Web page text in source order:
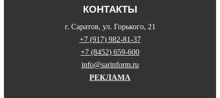
КОНТАКТЫ
г. Саратов, ул. Горького, 21
+7 (917) 982-81-37
+7 (8452) 659-600
info@sarinform.ru
РЕКЛАМА